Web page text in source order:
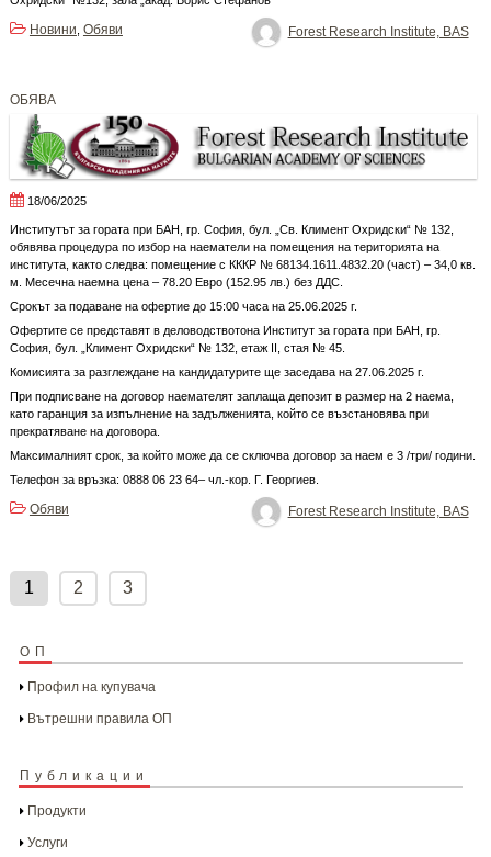
Forest Research Institute, BAS
Новини Обяви
OБЯВА
18/06/2025
Институтът за гората при БАН, гр. София, бул. „Св. Климент Охридски“ № 132,
обявява процедура по избор на наематели на помещения на територията на
института, както следва: помещение с КККР № 68134.1611.4832.20 (част) – 34,0 кв.
м. Месечна наемна цена – 78.20 Евро (152.95 лв.) без ДДС.
Срокът за подаване на офертие до 15:00 часа на 25.06.2025 г.
Офертите се представят в деловодствотона Институт за гората при БАН, гр.
София, бул. „Климент Охридски“ № 132, етаж II, стая № 45.
Комисията за разглеждане на кандидатурите ще заседава на 27.06.2025 г.
При подписване на договор наемателят заплаща депозит в размер на 2 наема,
като гаранция за изпълнение на задълженията, който се възстановява при
прекратяване на договора.
Максималният срок, за който може да се сключва договор за наем е 3 /три/ години.
Телефон за връзка: 0888 06 23 64– чл.-кор. Г. Георгиев.
Forest Research Institute, BAS
Обяви
pagination
1 2 3
ОП
Профил на купувача
Вътрешни правила ОП
Публикации
Продукти
Услуги